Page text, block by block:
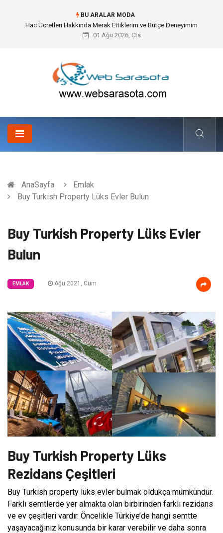
BU ARALAR MODA
Hac Ücretleri Hakkında Merak Ettiklerim ve Bütçe Deneyimim
01 Ağu 2026, Cts
AnaSayfa
Emlak
Buy Turkish Property Lüks Evler Bulun
Buy Turkish Property Lüks Evler
Bulun
EMLAK Ağu 2021, Cum
Buy Turkish Property Lüks
Rezidans Çeşitleri
Buy Turkish property lüks evler bulmak oldukça mümkündür.
Farklı semtlerde yer almakta olan birbirinden farklı rezidans
ve ev çeşitleri vardır. Öncelikle Türkiye’de hangi semtte
yaşayacağınız konusunda bir karar verebilir ve daha sonra